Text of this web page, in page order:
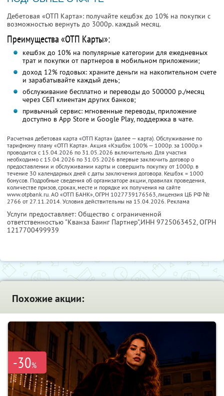
Дебетовая «ОТП Карта»: получайте кешбэк до 10% на покупки с
возможностью вернуть до 3000р. каждый месяц.
Преимущества «ОТП Карты»:
кешбэк до 10% на популярные категории для ежедневных
трат и покупки от партнеров в мобильном приложении;
доход 12% годовых: храните деньги на накопительном счете
и зарабатывайте каждый день;
обслуживание бесплатно и переводы до 500000 р./месяц
через СБП клиентам других банков;
привычный сервис: мгновенные переводы, приложение
доступно в App Store и Google Play, поддержка в чате.
Расчетная дебетовая карта «ОТП Карта» (далее — карта). Обслуживание по
тарифному плану «ОТП Карта». Акция «Кэшбэк 100% — 1000р. за 1000р.»
проводится с 15.04.2026 по 31.05.2026 включительно. Для участия
необходимо с 15.04.2026 по 31.05.2026 впервые заключить договор о
предоставлении и обслуживании карты и совершить покупку от 1000р. в
течение 30 календарных дней с даты заключения договора. Кешбэк = 1000
бонусов. Подробные сведения об организаторе акции, правилах проведения,
количестве призов, сроках, месте и порядке их получения на сайте
www.otpbank.ru. АО «ОТП БАНК», ОГРН 1027739176563, лицензия ЦБ РФ №
2766 от 27.11.2014. Условия действительны на 15.04.2026. Реклама
Услуги предоставляет: Общество с ограниченной
ответственностью "Кванза Баинг Партнер",ИНН 9725063452, ОГРН
1217700499939
Похожие акции:
-30%